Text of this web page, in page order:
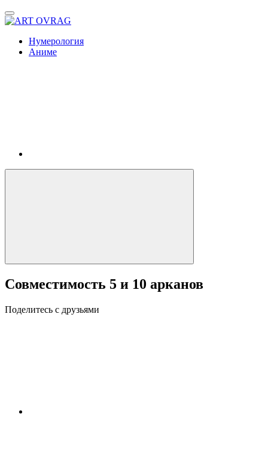
Нумерология
Аниме
Совместимость 5 и 10 арканов
Поделитесь с друзьями